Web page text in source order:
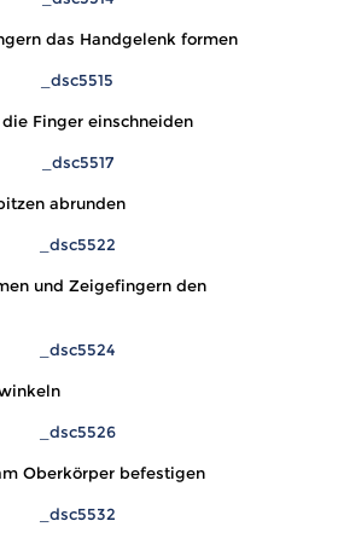
das Handgelenk formen
Finger einschneiden
abrunden
und Zeigefingern den
Oberkörper befestigen